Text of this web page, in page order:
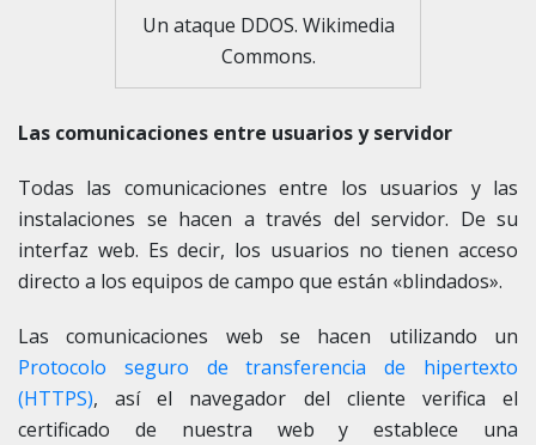
Un ataque DDOS. Wikimedia
Commons.
Las comunicaciones entre usuarios y servidor
Todas las comunicaciones entre los usuarios y las
instalaciones se hacen a través del servidor. De su
interfaz web. Es decir, los usuarios no tienen acceso
directo a los equipos de campo que están «blindados».
Las comunicaciones web se hacen utilizando un
Protocolo seguro de transferencia de hipertexto
(HTTPS), así el navegador del cliente verifica el
certificado de nuestra web y establece una